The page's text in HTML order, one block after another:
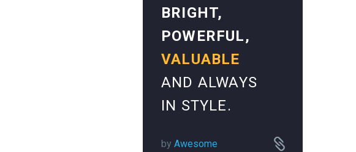
BRIGHT,
POWERFUL,
VALUABLE
AND ALWAYS
IN STYLE.
by Awesome

